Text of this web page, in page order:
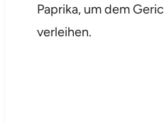
Paprika, um dem
verleihen.